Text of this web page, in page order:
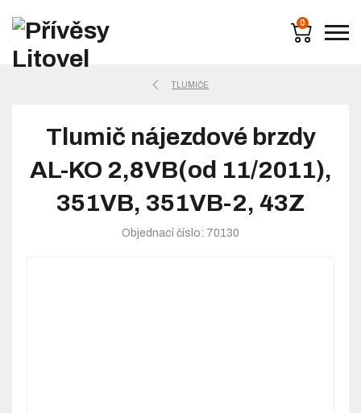
0
TLUMIČE
Tlumič nájezdové brzdy
AL-KO 2,8VB(od 11/2011),
351VB, 351VB-2, 43Z
Objednací číslo: 70130